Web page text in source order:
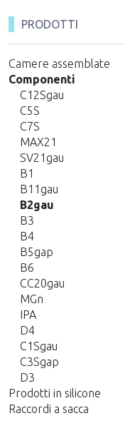
PRODOTTI
Camere assemblate
Componenti
C12Sgau
C5S
C7S
MAX21
SV21gau
B1
B11gau
B2gau
B3
B4
B5gap
B6
CC20gau
MGn
IPA
D4
C1Sgau
C3Sgap
D3
Prodotti in silicone
Raccordi a sacca